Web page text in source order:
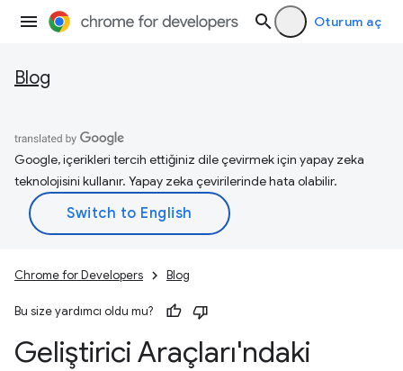
Oturum aç
Blog
Google, içerikleri tercih ettiğiniz dile çevirmek için yapay zeka
teknolojisini kullanır. Yapay zeka çevirilerinde hata olabilir.
Chrome for Developers Blog
Bu size yardımcı oldu mu?
Geliştirici Araçları'ndaki